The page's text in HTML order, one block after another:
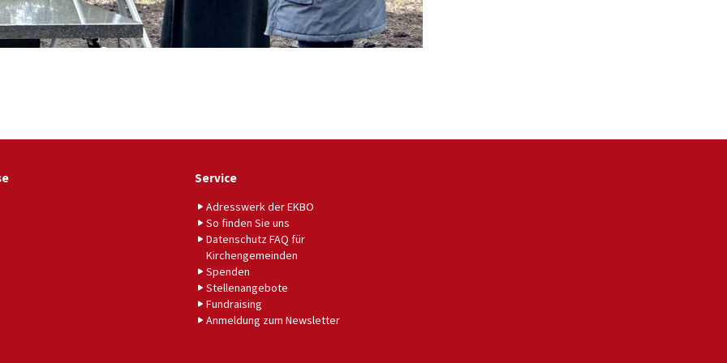
Service
Adresswerk der EKBO
So finden Sie uns
Datenschutz FAQ für
Kirchengemeinden
Spenden
Stellenangebote
Fundraising
Anmeldung zum Newsletter